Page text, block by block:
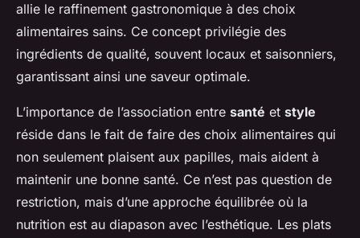
allie le raffinement gastronomique à des choix
alimentaires sains. Ce concept privilégie des
ingrédients de qualité, souvent locaux et saisonniers,
garantissant ainsi une saveur optimale.
L’importance de l’association entre santé et style
réside dans le fait de faire des choix alimentaires qui
non seulement plaisent aux papilles, mais aident à
maintenir une bonne santé. Ce n’est pas question de
restriction, mais d’une approche équilibrée où la
nutrition est au diapason avec l’esthétique. Les plats